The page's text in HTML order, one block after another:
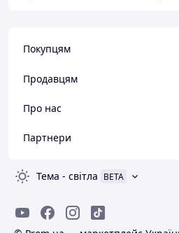
Покупцям
Продавцям
Про нас
Партнери
Тема - світла BETA